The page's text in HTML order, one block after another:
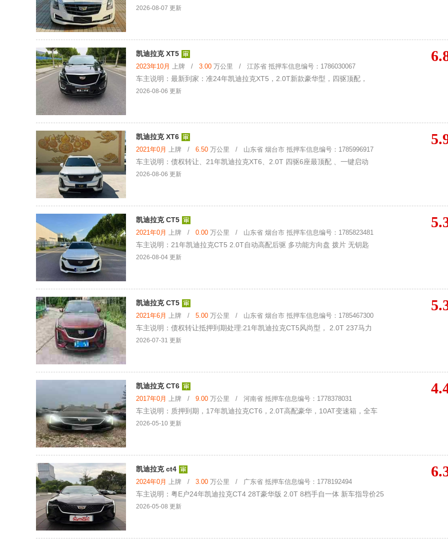
2026-08-07 更新
凯迪拉克 XT5
2023年10月 上牌 / 3.00 万公里 / 江苏省 抵押车信息编号：1786030067
车主说明：最新到家：准24年凯迪拉克XT5，2.0T新款豪华型，四驱顶配，
2026-08-06 更新
凯迪拉克 XT6
2021年0月 上牌 / 6.50 万公里 / 山东省 烟台市 抵押车信息编号：1785996917
车主说明：债权转让、21年凯迪拉克XT6、2.0T 四驱6座最顶配 、一键启动
2026-08-06 更新
凯迪拉克 CT5
2021年0月 上牌 / 0.00 万公里 / 山东省 烟台市 抵押车信息编号：1785823481
车主说明：21年凯迪拉克CT5 2.0T自动高配后驱 多功能方向盘 拨片 无钥匙
2026-08-04 更新
凯迪拉克 CT5
2021年6月 上牌 / 5.00 万公里 / 山东省 烟台市 抵押车信息编号：1785467300
车主说明：债权转让抵押到期处理:21年凯迪拉克CT5风尚型， 2.0T 237马力
2026-07-31 更新
凯迪拉克 CT6
2017年0月 上牌 / 9.00 万公里 / 河南省 抵押车信息编号：1778378031
车主说明：质押到期，17年凯迪拉克CT6，2.0T高配豪华，10AT变速箱，全车
2026-05-10 更新
凯迪拉克 ct4
2024年0月 上牌 / 3.00 万公里 / 广东省 抵押车信息编号：1778192494
车主说明：粤E户24年凯迪拉克CT4 28T豪华版 2.0T 8档手自一体 新车指导价25
2026-05-08 更新